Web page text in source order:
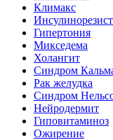
Климакс
Гипертония
Микседема
Холангит
Синдром
Рак желудка
Синдром
Нейродермит
Гиповитаминоз
Ожирение